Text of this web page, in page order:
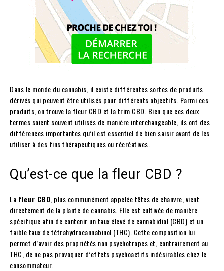
Dans le monde du cannabis, il existe différentes sortes de produits
dérivés qui peuvent être utilisés pour différents objectifs. Parmi ces
produits, on trouve la fleur CBD et la trim CBD. Bien que ces deux
termes soient souvent utilisés de manière interchangeable, ils ont des
différences importantes qu’il est essentiel de bien saisir avant de les
utiliser à des fins thérapeutiques ou récréatives.
Qu’est-ce que la fleur CBD ?
La fleur CBD , plus communément appelée têtes de chanvre, vient
directement de la plante de cannabis. Elle est cultivée de manière
spécifique afin de contenir un taux élevé de cannabidiol (CBD) et un
faible taux de tétrahydrocannabinol (THC). Cette composition lui
permet d’avoir des propriétés non psychotropes et, contrairement au
THC, de ne pas provoquer d’effets psychoactifs indésirables chez le
consommateur.